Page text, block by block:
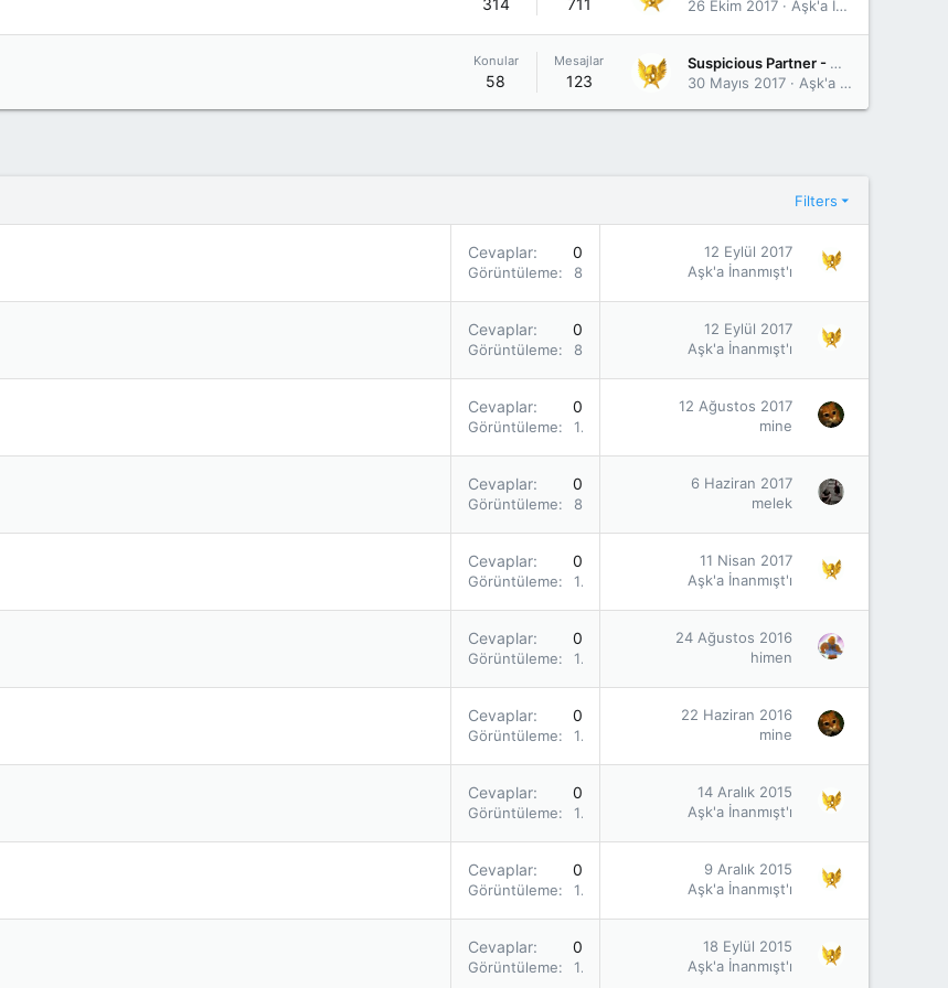
314 711
26 Ekim 2017
Aşk'a İnanmışt'ı
Konular
58
Mesajlar
123
Suspicious Partner - Güney Kore - 2017
30 Mayıs 2017
Aşk'a İnanmışt'ı
Filters
Cevaplar 0
Görüntüleme
12 Eylül 2017
Aşk'a İnanmışt'ı
Cevaplar 0
Görüntüleme
12 Eylül 2017
Aşk'a İnanmışt'ı
Cevaplar 0
Görüntüleme 1K
12 Ağustos 2017
mine
Cevaplar 0
Görüntüleme
6 Haziran 2017
melek
Cevaplar 0
Görüntüleme 1K
11 Nisan 2017
Aşk'a İnanmışt'ı
Cevaplar 0
Görüntüleme 1K
24 Ağustos 2016
himen
Cevaplar 0
Görüntüleme 1K
22 Haziran 2016
mine
Cevaplar 0
Görüntüleme 1K
14 Aralık 2015
Aşk'a İnanmışt'ı
Cevaplar 0
Görüntüleme 1K
9 Aralık 2015
Aşk'a İnanmışt'ı
Cevaplar 0
Görüntüleme 1K
18 Eylül 2015
Aşk'a İnanmışt'ı